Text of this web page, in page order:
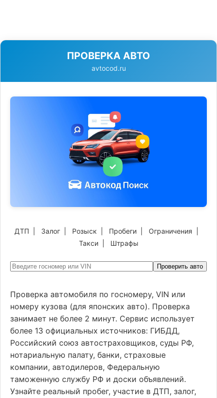
ПРОВЕРКА АВТО
avtocod.ru
ДТП Залог Розыск Пробеги Ограничения
Такси| Штрафы
Проверить авто
Проверка автомобиля по госномеру, VIN или
номеру кузова (для японских авто). Проверка
занимает не более 2 минут. Сервис использует
более 13 официальных источников: ГИБДД,
Российский союз автостраховщиков, суды РФ,
нотариальную палату, банки, страховые
компании, автодилеров, Федеральную
таможенную службу РФ и доски объявлений.
Узнайте реальный пробег, участие в ДТП, залог,